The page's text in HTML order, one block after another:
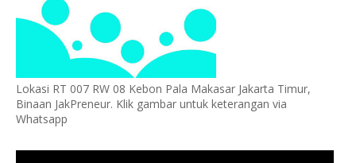
Lokasi RT 007 RW 08 Kebon Pala Makasar Jakarta Timur,
Binaan JakPreneur. Klik gambar untuk keterangan via
Whatsapp